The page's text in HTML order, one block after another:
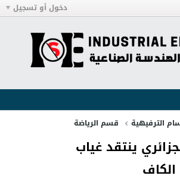
دخول أو تسجيل
الترفيهية قسم الرياضة
ينتقد غياب